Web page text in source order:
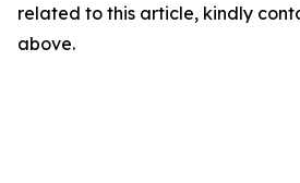
related to this article, kindly
above.